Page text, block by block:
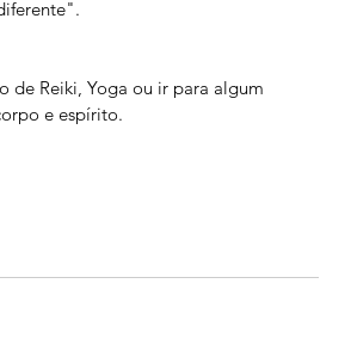
de Reiki, Yoga ou ir para algum
e espírito.